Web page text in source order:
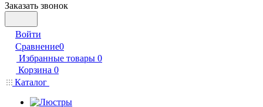
Заказать звонок
Войти
Сравнение0
Избранные товары 0
Корзина 0
Каталог